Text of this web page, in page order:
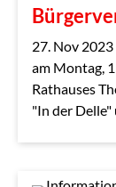
27. Nov 2023
am Montag,
Rathauses
"In der